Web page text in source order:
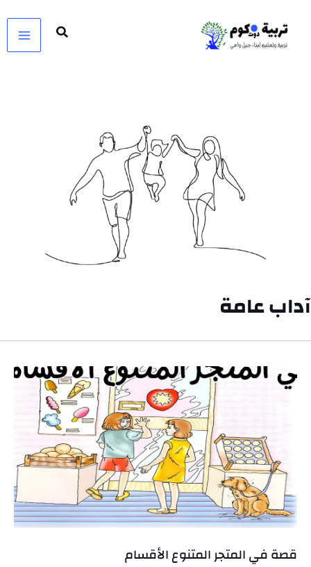
المحتوى
آداب عامة
قصة في المتجر المتنوع الأقسام